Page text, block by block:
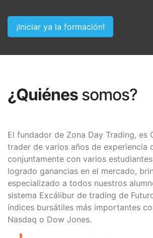
¡Iniciar ya la formación!
¿Quiénes somos?
El fundador de Zona Day Trading, es
trader de varios años de experiencia
conjuntamente con varios
logrado ganancias en el mercado,
especializado a todos nuestros
sistema Excálibur de trading de
índices bursátiles más importantes
Nasdaq o Dow Jones.